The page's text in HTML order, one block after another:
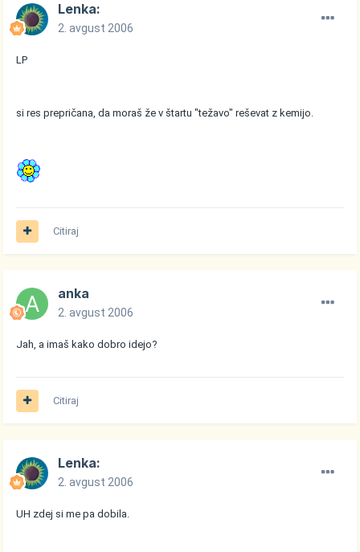
Lenka:
2. avgust 2006
LP
si res prepričana, da moraš že v štartu "težavo" reševat z kemijo.
Citiraj
anka
2. avgust 2006
Jah, a imaš kako dobro idejo?
Citiraj
Lenka:
2. avgust 2006
UH zdej si me pa dobila.